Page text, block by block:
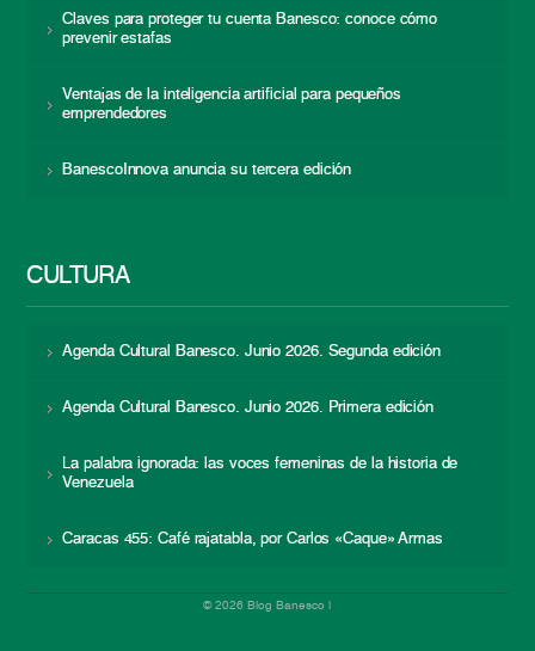
Claves para proteger tu cuenta Banesco: conoce cómo
prevenir estafas
Ventajas de la inteligencia artificial para pequeños
emprendedores
BanescoInnova anuncia su tercera edición
CULTURA
Agenda Cultural Banesco. Junio 2026. Segunda edición
Agenda Cultural Banesco. Junio 2026. Primera edición
La palabra ignorada: las voces femeninas de la historia de
Venezuela
Caracas 455: Café rajatabla, por Carlos «Caque» Armas
© 2026 Blog Banesco |